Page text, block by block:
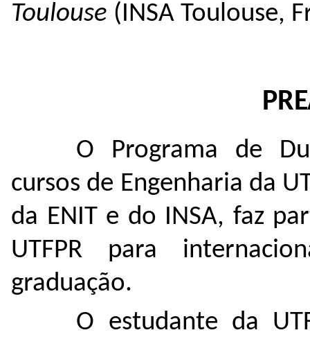
Toulouse (INSA Toulouse,
O Programa de
cursos de Engenharia da
da ENIT e do INSA, faz
UTFPR para
graduação.
O estudante da